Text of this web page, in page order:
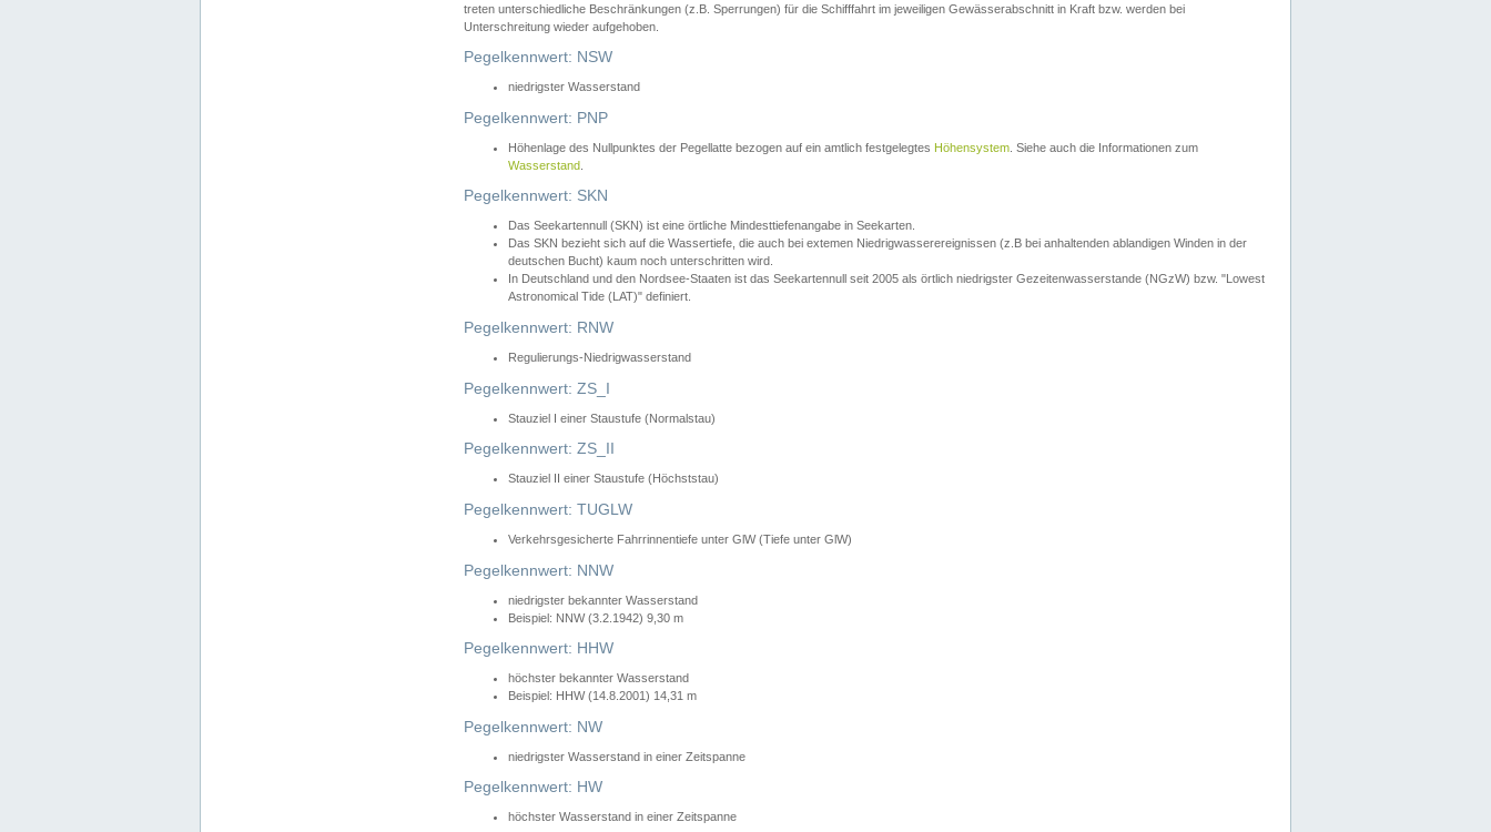
treten unterschiedliche Beschränkungen (z.B. Sperrungen) für die Schifffahrt im jeweiligen Gewässerabschnitt in Kraft bzw. werden bei
Unterschreitung wieder aufgehoben.
Pegelkennwert: NSW
niedrigster Wasserstand
Pegelkennwert: PNP
Höhenlage des Nullpunktes der Pegellatte bezogen auf ein amtlich festgelegtes Höhensystem . Siehe auch die Informationen zum
Wasserstand
Pegelkennwert: SKN
Das Seekartennull (SKN) ist eine örtliche Mindesttiefenangabe in Seekarten.
Das SKN bezieht sich auf die Wassertiefe, die auch bei extemen Niedrigwasserereignissen (z.B bei anhaltenden ablandigen Winden in der
deutschen Bucht) kaum noch unterschritten wird.
In Deutschland und den Nordsee-Staaten ist das Seekartennull seit 2005 als örtlich niedrigster Gezeitenwasserstande (NGzW) bzw. "Lowest
Astronomical Tide (LAT)" definiert.
Pegelkennwert: RNW
Regulierungs-Niedrigwasserstand
Pegelkennwert: ZS_I
Stauziel I einer Staustufe (Normalstau)
Pegelkennwert: ZS_II
Stauziel II einer Staustufe (Höchststau)
Pegelkennwert: TUGLW
Verkehrsgesicherte Fahrrinnentiefe unter GlW (Tiefe unter GlW)
Pegelkennwert: NNW
niedrigster bekannter Wasserstand
Beispiel: NNW (3.2.1942) 9,30 m
Pegelkennwert: HHW
höchster bekannter Wasserstand
Beispiel: HHW (14.8.2001) 14,31 m
Pegelkennwert: NW
niedrigster Wasserstand in einer Zeitspanne
Pegelkennwert: HW
höchster Wasserstand in einer Zeitspanne